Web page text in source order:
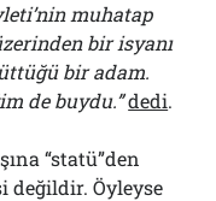
muhatap
bir isyanı
bir adam.
de buydu.”dedi.
“statü”den
değildir. Öyleyse